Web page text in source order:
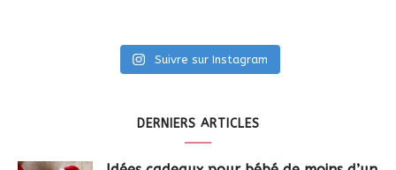
Suivre sur Instagram
DERNIERS ARTICLES